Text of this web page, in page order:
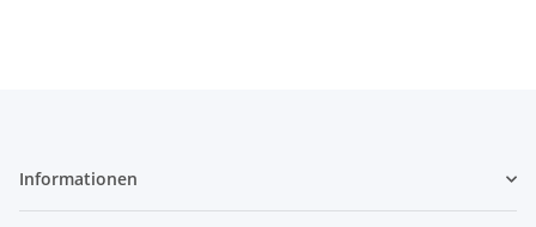
Informationen